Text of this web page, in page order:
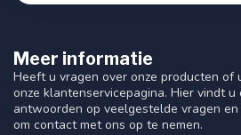
Meer informatie
Heeft u vragen over onze producten of
onze klantenservicepagina. Hier vindt u
antwoorden op veelgestelde vragen
om contact met ons op te nemen.